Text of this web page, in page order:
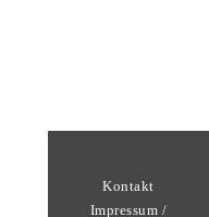
Kontakt
Impressum /